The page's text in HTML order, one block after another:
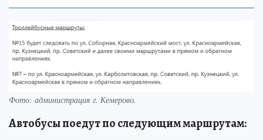
Фото: администрация г. Кемерово.
Автобусы поедут по следующим маршрутам: